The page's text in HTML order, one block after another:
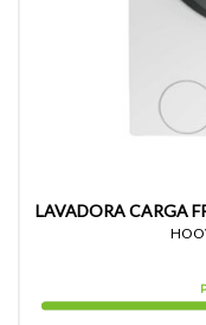
LAVADORA CARGA